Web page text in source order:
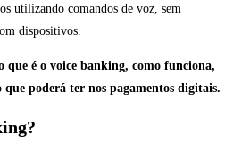
utilizando comandos de voz, sem
dispositivos.
que é o voice banking, como funciona,
poderá ter nos pagamentos digitais.